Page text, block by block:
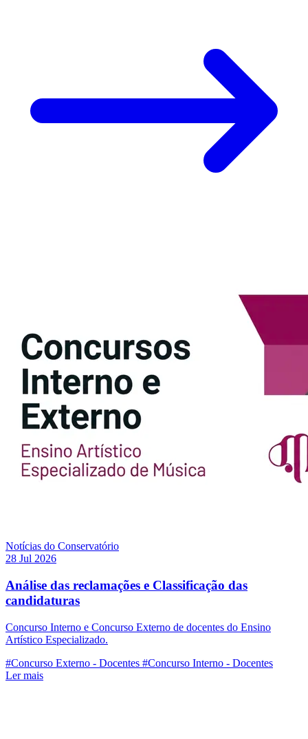
Notícias do Conservatório
28 Jul 2026
Análise das reclamações e Classificação das
candidaturas
Concurso Interno e Concurso Externo de docentes do Ensino
Artístico Especializado.
#Concurso Externo - Docentes #Concurso Interno - Docentes
Ler mais